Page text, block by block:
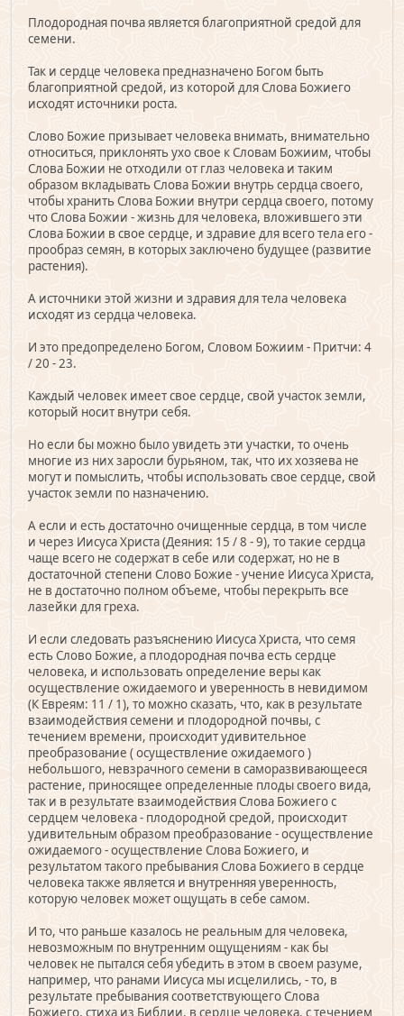
Плодородная почва является благоприятной средой для
семени.
Так и сердце человека предназначено Богом быть
благоприятной средой, из которой для Слова Божиего
исходят источники роста.
Слово Божие призывает человека внимать, внимательно
относиться, приклонять ухо свое к Словам Божиим, чтобы
Слова Божии не отходили от глаз человека и таким
образом вкладывать Слова Божии внутрь сердца своего,
чтобы хранить Слова Божии внутри сердца своего, потому
что Слова Божии - жизнь для человека, вложившего эти
Слова Божии в свое сердце, и здравие для всего тела его -
прообраз семян, в которых заключено будущее (развитие
растения).
А источники этой жизни и здравия для тела человека
исходят из сердца человека.
И это предопределено Богом, Словом Божиим - Притчи: 4
/ 20 - 23.
Каждый человек имеет свое сердце, свой участок земли,
который носит внутри себя.
Но если бы можно было увидеть эти участки, то очень
многие из них заросли бурьяном, так, что их хозяева не
могут и помыслить, чтобы использовать свое сердце, свой
участок земли по назначению.
А если и есть достаточно очищенные сердца, в том числе
и через Иисуса Христа (Деяния: 15 / 8 - 9), то такие сердца
чаще всего не содержат в себе или содержат, но не в
достаточной степени Слово Божие - учение Иисуса Христа,
не в достаточно полном объеме, чтобы перекрыть все
лазейки для греха.
И если следовать разъяснению Иисуса Христа, что семя
есть Слово Божие, а плодородная почва есть сердце
человека, и использовать определение веры как
осуществление ожидаемого и уверенность в невидимом
(К Евреям: 11 / 1), то можно сказать, что, как в результате
взаимодействия семени и плодородной почвы, с
течением времени, происходит удивительное
преобразование ( осуществление ожидаемого )
небольшого, невзрачного семени в саморазвивающееся
растение, приносящее определенные плоды своего вида,
так и в результате взаимодействия Слова Божиего с
сердцем человека - плодородной средой, происходит
удивительным образом преобразование - осуществление
ожидаемого - осуществление Слова Божиего, и
результатом такого пребывания Слова Божиего в сердце
человека также является и внутренняя уверенность,
которую человек может ощущать в себе самом.
И то, что раньше казалось не реальным для человека,
невозможным по внутренним ощущениям - как бы
человек не пытался себя убедить в этом в своем разуме,
например, что ранами Иисуса мы исцелились, - то, в
результате пребывания соответствующего Слова